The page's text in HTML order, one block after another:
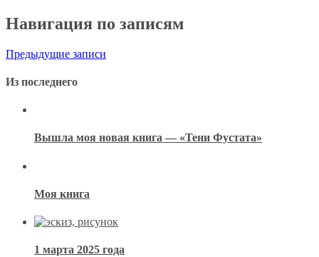
Навигация по записям
Предыдущие записи
Из последнего
Вышла моя новая книга — «Тени Фустата»
Моя книга
1 марта 2025 года